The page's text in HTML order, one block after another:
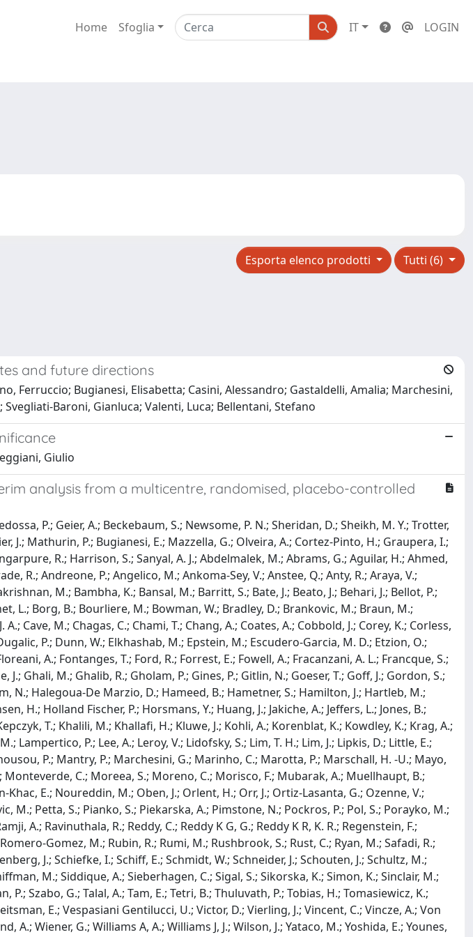
Home Sfoglia IT LOGIN
Tutti (6)
Esporta elenco prodotti
and future directions
Ferruccio; Bugianesi, Elisabetta; Casini, Alessandro; Gastaldelli, Amalia; Marchesini,
Baroni, Gianluca; Valenti, Luca; Bellentani, Stefano
Giulio
analysis from a multicentre, randomised, placebo-controlled
P.; Geier, A.; Beckebaum, S.; Newsome, P. N.; Sheridan, D.; Sheikh, M. Y.; Trotter,
J.; Mathurin, P.; Bugianesi, E.; Mazzella, G.; Olveira, A.; Cortez-Pinto, H.; Graupera, I.;
R.; Harrison, S.; Sanyal, A. J.; Abdelmalek, M.; Abrams, G.; Aguilar, H.; Ahmed,
R.; Andreone, P.; Angelico, M.; Ankoma-Sey, V.; Anstee, Q.; Anty, R.; Araya, V.;
M.; Bambha, K.; Bansal, M.; Barritt, S.; Bate, J.; Beato, J.; Behari, J.; Bellot, P.;
L.; Borg, B.; Bourliere, M.; Bowman, W.; Bradley, D.; Brankovic, M.; Braun, M.;
Cave, M.; Chagas, C.; Chami, T.; Chang, A.; Coates, A.; Cobbold, J.; Corey, K.; Corless,
P.; Dunn, W.; Elkhashab, M.; Epstein, M.; Escudero-Garcia, M. D.; Etzion, O.;
A.; Fontanges, T.; Ford, R.; Forrest, E.; Fowell, A.; Fracanzani, A. L.; Francque, S.;
Ghali, M.; Ghalib, R.; Gholam, P.; Gines, P.; Gitlin, N.; Goeser, T.; Goff, J.; Gordon, S.;
N.; Halegoua-De Marzio, D.; Hameed, B.; Hametner, S.; Hamilton, J.; Hartleb, M.;
H.; Holland Fischer, P.; Horsmans, Y.; Huang, J.; Jakiche, A.; Jeffers, L.; Jones, B.;
T.; Khalili, M.; Khallafi, H.; Kluwe, J.; Kohli, A.; Korenblat, K.; Kowdley, K.; Krag, A.;
P.; Lee, A.; Leroy, V.; Lidofsky, S.; Lim, T. H.; Lim, J.; Lipkis, D.; Little, E.;
P.; Mantry, P.; Marchesini, G.; Marinho, C.; Marotta, P.; Marschall, H. -U.; Mayo,
C.; Moreea, S.; Moreno, C.; Morisco, F.; Mubarak, A.; Muellhaupt, B.;
E.; Noureddin, M.; Oben, J.; Orlent, H.; Orr, J.; Ortiz-Lasanta, G.; Ozenne, V.;
M.; Petta, S.; Pianko, S.; Piekarska, A.; Pimstone, N.; Pockros, P.; Pol, S.; Porayko, M.;
A.; Ravinuthala, R.; Reddy, C.; Reddy K G, G.; Reddy K R, K. R.; Regenstein, F.;
Gomez, M.; Rubin, R.; Rumi, M.; Rushbrook, S.; Rust, C.; Ryan, M.; Safadi, R.;
J.; Schiefke, I.; Schiff, E.; Schmidt, W.; Schneider, J.; Schouten, J.; Schultz, M.;
M.; Siddique, A.; Sieberhagen, C.; Sigal, S.; Sikorska, K.; Simon, K.; Sinclair, M.;
P.; Szabo, G.; Talal, A.; Tam, E.; Tetri, B.; Thuluvath, P.; Tobias, H.; Tomasiewicz, K.;
E.; Vespasiani Gentilucci, U.; Victor, D.; Vierling, J.; Vincent, C.; Vincze, A.; Von
Wiener, G.; Williams A, A.; Williams J, J.; Wilson, J.; Yataco, M.; Yoshida, E.; Younes,